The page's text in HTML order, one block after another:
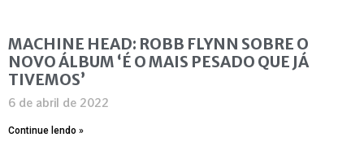
MACHINE HEAD: ROBB FLYNN SOBRE O
NOVO ÁLBUM ‘É O MAIS PESADO QUE JÁ
TIVEMOS’
6 de abril de 2022
Continue lendo »